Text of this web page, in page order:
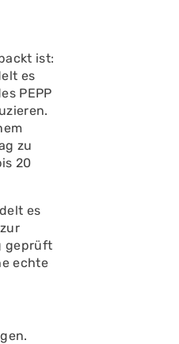
ist:
es
PEPP
zu
20
es
geprüft
echte